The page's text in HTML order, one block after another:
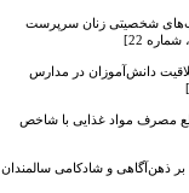
شخصیتی زنان سرپرست
دانش‌آموزان در مدارس
مصرف مواد غذایی با شاخص
ذهن‌آگاهی و شادکامی سالمندان